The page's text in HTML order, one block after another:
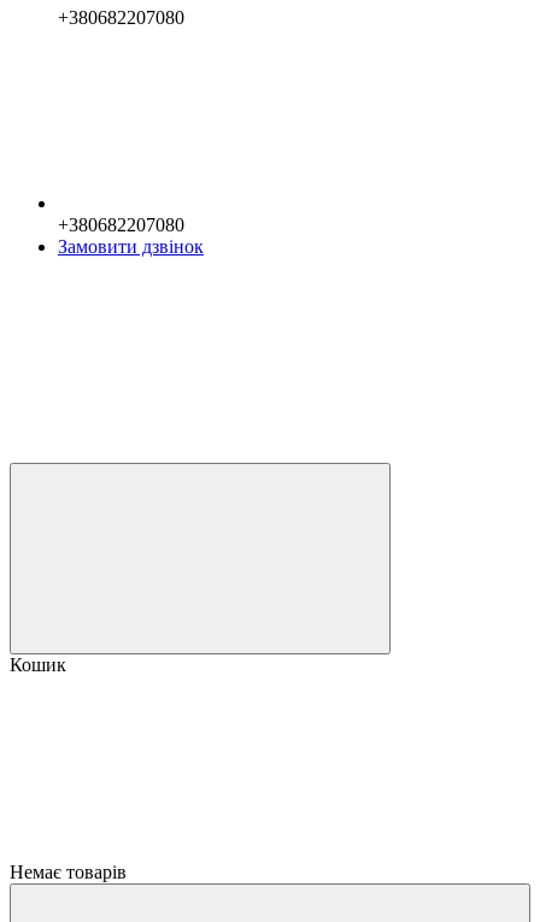
+380682207080
+380682207080
Замовити дзвінок
Кошик
Немає товарів